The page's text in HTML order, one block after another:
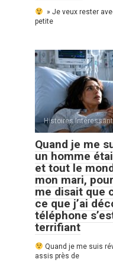
» Je veux rester
petite
Histoires
Quand je me
un homme
et tout le
mon mari,
me disait que
ce que j’ai
téléphone
terrifiant
Quand je me suis
assis près de